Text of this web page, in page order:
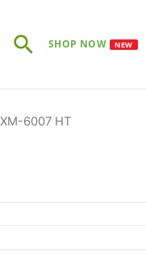
SearchSHOP NOW NEW
6007 HT